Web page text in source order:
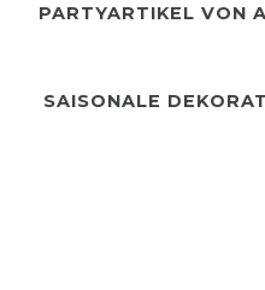
PARTYARTIKEL VON
SAISONALE